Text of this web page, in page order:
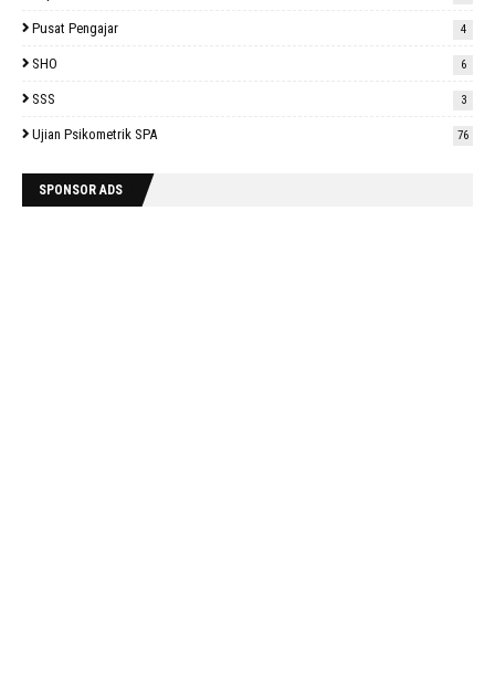
Pusat Pengajar 4
SHO 6
SSS 3
Ujian Psikometrik SPA 76
SPONSOR ADS